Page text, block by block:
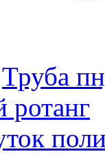
Труба
ротанг